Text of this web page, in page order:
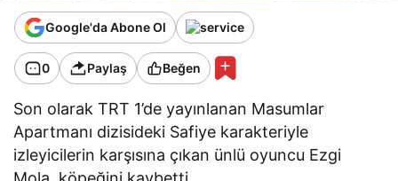
Google'da Abone Ol
0 Paylaş Beğen
Son olarak TRT 1’de yayınlanan Masumlar
Apartmanı dizisideki Safiye karakteriyle
izleyicilerin karşısına çıkan ünlü oyuncu Ezgi